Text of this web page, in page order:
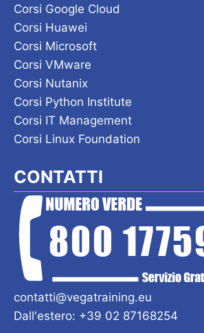
Corsi Google Cloud
Corsi Huawei
Corsi Microsoft
Corsi VMware
Corsi Nutanix
Corsi Python Institute
Corsi IT Management
Corsi Linux Foundation
CONTATTI
contatti@vegatraining.eu
Dall'estero: +39 02 87168254